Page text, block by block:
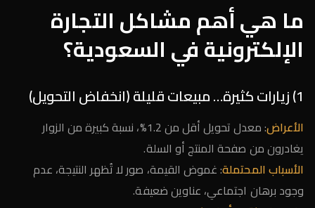
ما هي أهم مشاكل التجارة
الإلكترونية في السعودية؟
1) زيارات كثيرة… مبيعات قليلة (انخفاض التحويل)
الأعراض
: معدل تحويل أقل من 1.2%، نسبة كبيرة من الزوار
يغادرون من صفحة المنتج أو السلة.
الأسباب المحتملة: غموض القيمة، صور لا تُظهر النتيجة، عدم
وجود برهان اجتماعي، عناوين ضعيفة.